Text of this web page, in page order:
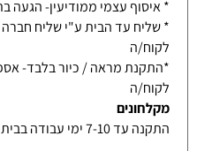
* איסוף עצמי ממודיעין- הגעה בתיאום
לקוח/ה
לקוח/ה
מקלחונים
התקנה עד 7-10 ימי עבודה בבית לקוח/ה